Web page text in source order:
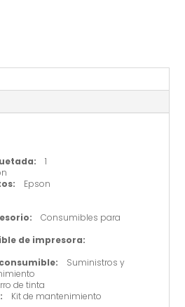
1
Epson
Consumibles para
de impresora:
Suministros y
de tinta
Kit de mantenimiento